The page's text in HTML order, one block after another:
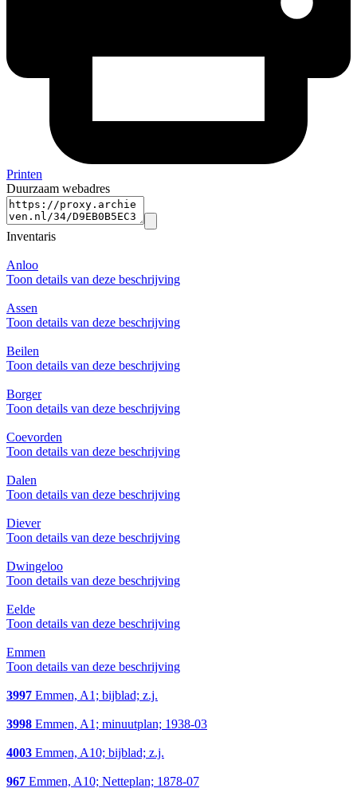
Printen
Duurzaam webadres
Inventaris
Anloo
Toon details van deze beschrijving
Assen
Toon details van deze beschrijving
Beilen
Toon details van deze beschrijving
Borger
Toon details van deze beschrijving
Coevorden
Toon details van deze beschrijving
Dalen
Toon details van deze beschrijving
Diever
Toon details van deze beschrijving
Dwingeloo
Toon details van deze beschrijving
Eelde
Toon details van deze beschrijving
Emmen
Toon details van deze beschrijving
3997 Emmen, A1; bijblad; z.j.
3998 Emmen, A1; minuutplan; 1938-03
4003 Emmen, A10; bijblad; z.j.
967 Emmen, A10; Netteplan; 1878-07